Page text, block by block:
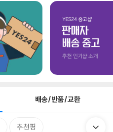
배송/반품/교환
추천평